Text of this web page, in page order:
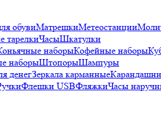
обувиМатрешкиМетеостанции
тарелкиЧасыШкатулки
наборыКофейные наборы
наборыШтопорыШампуры
денегЗеркала карманные
Флешки USBФляжкиЧасы